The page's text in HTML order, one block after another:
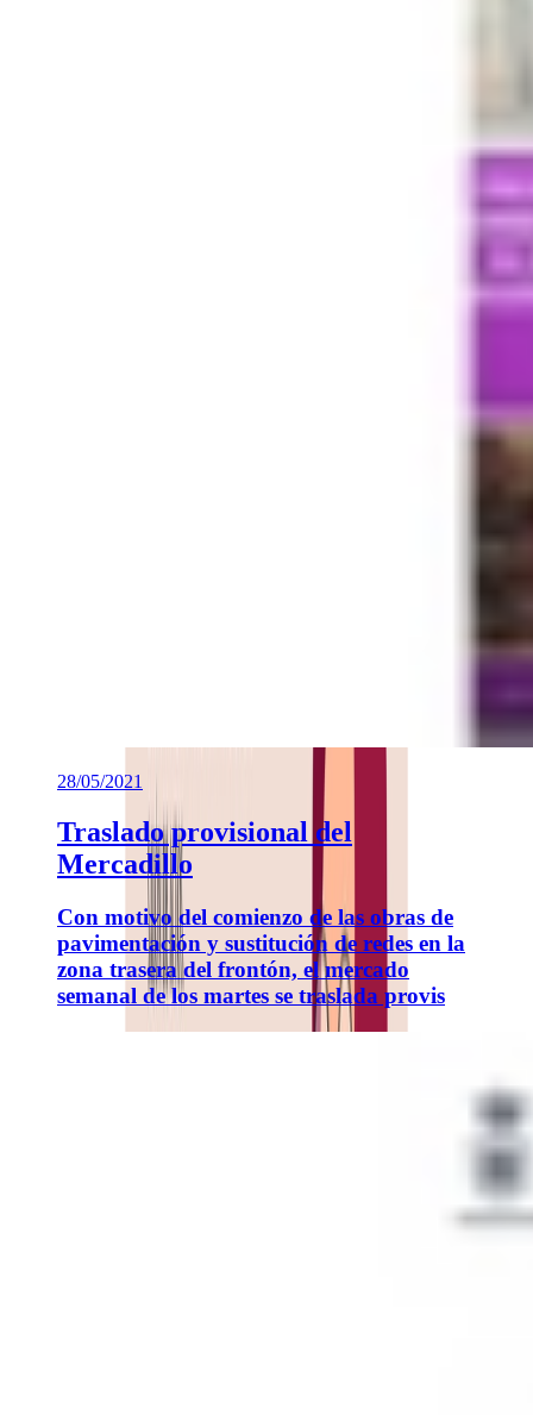
28/05/2021
Traslado provisional del
Mercadillo
Con motivo del comienzo de las obras de
pavimentación y sustitución de redes en la
zona trasera del frontón, el mercado
semanal de los martes se traslada provis